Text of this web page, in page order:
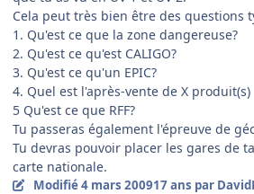
Cela peut très bien être des questions
1. Qu'est ce que la zone dangereuse?
2. Qu'est ce qu'est CALIGO?
3. Qu'est ce qu'un EPIC?
4. Quel est l'après-vente de X produit(s)
5 Qu'est ce que RFF?
Tu passeras également l'épreuve de
Tu devras pouvoir placer les gares de
carte nationale.
Modifié4 mars 200917 ans par